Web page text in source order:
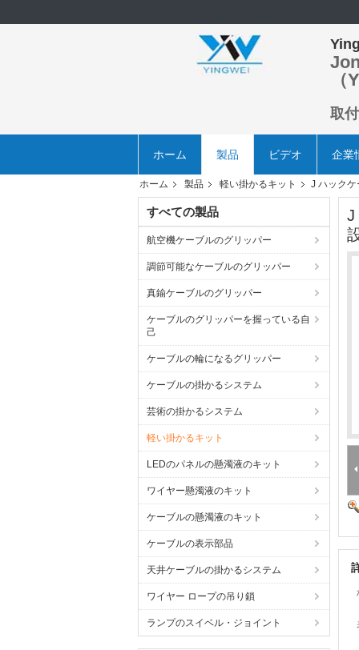
取
ホーム 製品 ビデオ 企業
ホーム 製品 軽い掛かるキット J ハック
すべての製品
航空機ケーブルのグリッパー
調節可能なケーブルのグリッパー
真鍮ケーブルのグリッパー
ケーブルのグリッパーを握っている自
己
ケーブルの輪になるグリッパー
ケーブルの掛かるシステム
芸術の掛かるシステム
軽い掛かるキット
LEDのパネルの懸濁液のキット
ワイヤー懸濁液のキット
ケーブルの懸濁液のキット
ケーブルの表示部品
天井ケーブルの掛かるシステム
ワイヤー ロープの吊り鎖
ランプのスイベル・ジョイント
J